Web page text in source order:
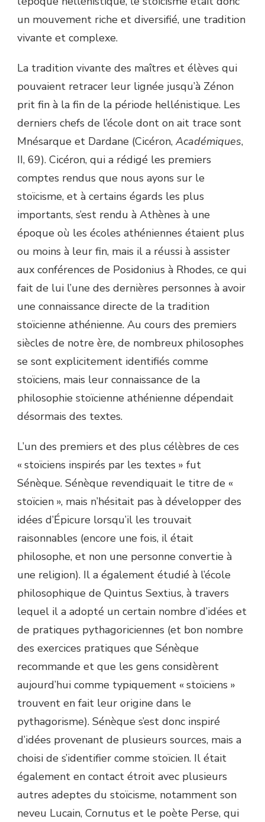
un mouvement riche et diversifié, une tradition
vivante et complexe.
La tradition vivante des maîtres et élèves qui
pouvaient retracer leur lignée jusqu’à Zénon
prit fin à la fin de la période hellénistique. Les
derniers chefs de l’école dont on ait trace sont
Mnésarque et Dardane (Cicéron, Académiques,
II, 69). Cicéron, qui a rédigé les premiers
comptes rendus que nous ayons sur le
stoïcisme, et à certains égards les plus
importants, s’est rendu à Athènes à une
époque où les écoles athéniennes étaient plus
ou moins à leur fin, mais il a réussi à assister
aux conférences de Posidonius à Rhodes, ce qui
fait de lui l’une des dernières personnes à avoir
une connaissance directe de la tradition
stoïcienne athénienne. Au cours des premiers
siècles de notre ère, de nombreux philosophes
se sont explicitement identifiés comme
stoïciens, mais leur connaissance de la
philosophie stoïcienne athénienne dépendait
désormais des textes.
L’un des premiers et des plus célèbres de ces
« stoïciens inspirés par les textes » fut
Sénèque. Sénèque revendiquait le titre de «
stoïcien », mais n’hésitait pas à développer des
idées d’Épicure lorsqu’il les trouvait
raisonnables (encore une fois, il était
philosophe, et non une personne convertie à
une religion). Il a également étudié à l’école
philosophique de Quintus Sextius, à travers
lequel il a adopté un certain nombre d’idées et
de pratiques pythagoriciennes (et bon nombre
des exercices pratiques que Sénèque
recommande et que les gens considèrent
aujourd’hui comme typiquement « stoïciens »
trouvent en fait leur origine dans le
pythagorisme). Sénèque s’est donc inspiré
d’idées provenant de plusieurs sources, mais a
choisi de s’identifier comme stoïcien. Il était
également en contact étroit avec plusieurs
autres adeptes du stoïcisme, notamment son
neveu Lucain, Cornutus et le poète Perse, qui